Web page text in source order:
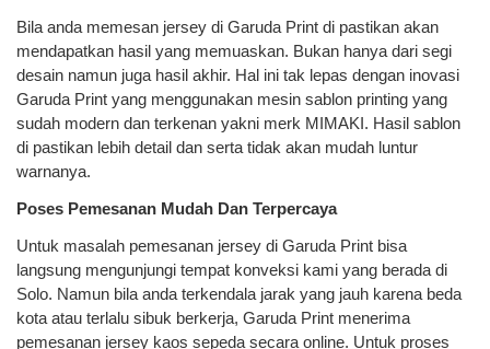
Bila anda memesan jersey di Garuda Print di pastikan akan
mendapatkan hasil yang memuaskan. Bukan hanya dari segi
desain namun juga hasil akhir. Hal ini tak lepas dengan inovasi
Garuda Print yang menggunakan mesin sablon printing yang
sudah modern dan terkenan yakni merk MIMAKI. Hasil sablon
di pastikan lebih detail dan serta tidak akan mudah luntur
warnanya.
Poses Pemesanan Mudah Dan Terpercaya
Untuk masalah pemesanan jersey di Garuda Print bisa
langsung mengunjungi tempat konveksi kami yang berada di
Solo. Namun bila anda terkendala jarak yang jauh karena beda
kota atau terlalu sibuk berkerja, Garuda Print menerima
pemesanan jersey kaos sepeda secara online. Untuk proses